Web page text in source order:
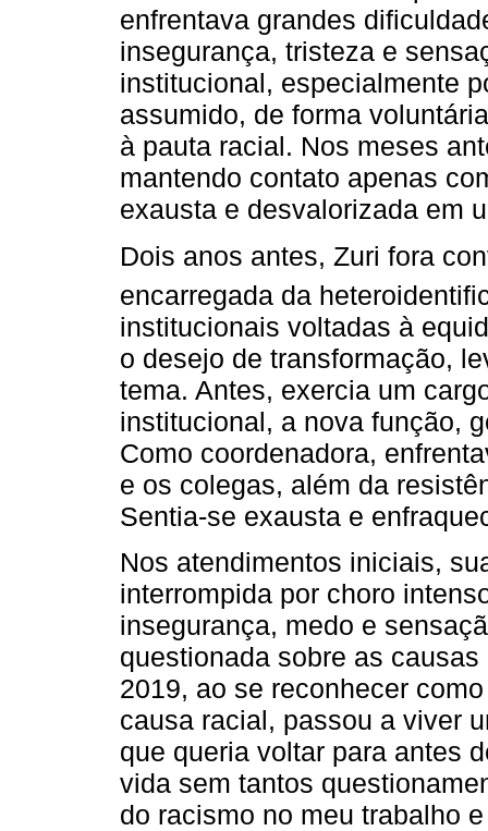
enfrentava grandes
insegurança, tristeza e
institucional, especialmente
assumido, de forma
à pauta racial. Nos meses
mantendo contato apenas
exausta e desvalorizada em
Dois anos antes, Zuri fora
encarregada da
institucionais voltadas à
o desejo de transformação,
tema. Antes, exercia um
institucional, a nova função,
Como coordenadora,
e os colegas, além da
Sentia-se exausta e
Nos atendimentos iniciais,
interrompida por choro
insegurança, medo e
questionada sobre as
2019, ao se reconhecer
causa racial, passou a viver
que queria voltar para antes
vida sem tantos
do racismo no meu trabalho